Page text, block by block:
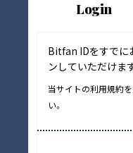
Login
Bitfan IDをすでに
ンしていただけま
当サイトの利用規約
い。